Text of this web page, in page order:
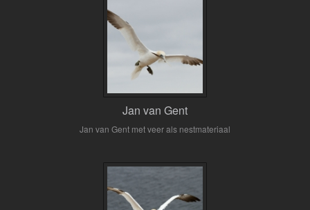
Jan van Gent
Jan van Gent met veer als nestmateriaal